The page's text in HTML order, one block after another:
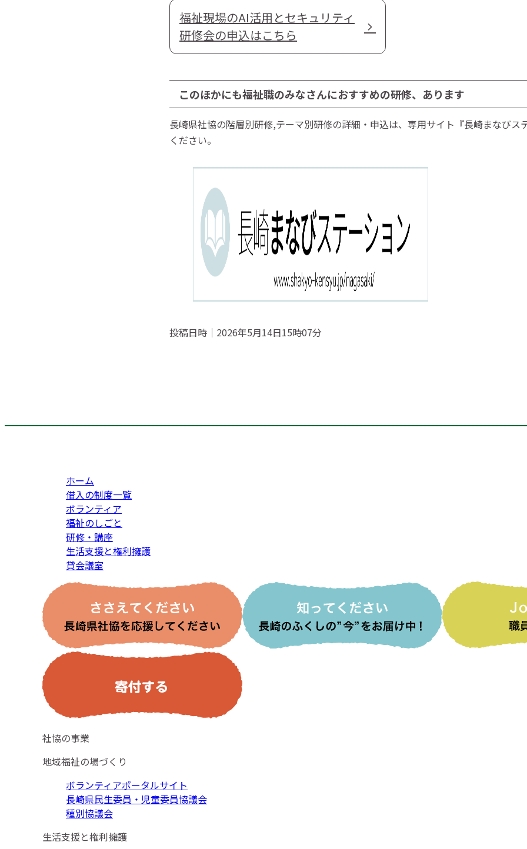
福祉現場のAI活用とセキュリティ
研修会の申込はこちら
このほかにも福祉職のみなさんにおすすめの研修、あります
長崎県社協の階層別研修,テーマ別研修の詳細・申込は、専用サイト『長崎まなびス
ください。
投稿日時｜2026年5月14日15時07分
ホーム
借入の制度一覧
ボランティア
福祉のしごと
研修・講座
生活支援と権利擁護
貸会議室
社協の事業
地域福祉の場づくり
ボランティアポータルサイト
長崎県民生委員・児童委員協議会
種別協議会
生活支援と権利擁護